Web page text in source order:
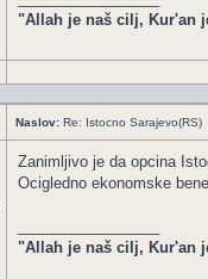
"Allah je naš cilj, Kur'an
Naslov: Re: Istocno Sarajevo(RS)
Zanimljivo je da opcina
Ocigledno ekonomske
"Allah je naš cilj, Kur'an